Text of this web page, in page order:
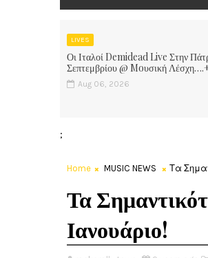
LIVES
Οι Ιταλοί Demidead Live Στην
Σεπτεμβρίου @ Moυσική
Aug 06, 2026
;
Home MUSIC NEWS Τα
Τα
Ιανουάριο!